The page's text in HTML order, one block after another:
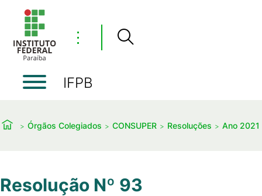
⋮
IFPB
Órgãos Colegiados CONSUPER Resoluções Ano 2021
Resolução Nº 93